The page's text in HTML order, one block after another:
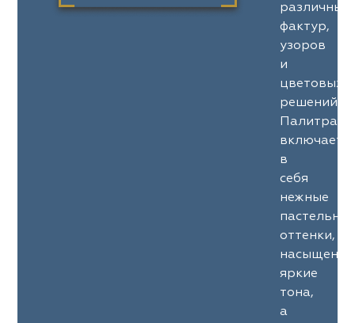
различных
фактур,
узоров
и
цветовых
решений.
Палитра
включает
в
себя
нежные
оттенки,
яркие
тона,
а